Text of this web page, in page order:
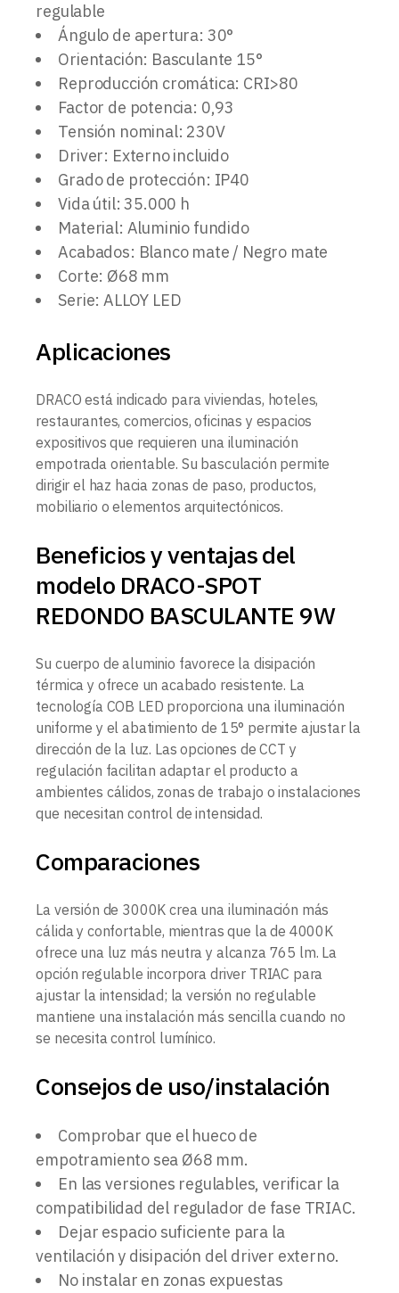
regulable
Ángulo de apertura: 30°
Orientación: Basculante 15°
Reproducción cromática: CRI>80
Factor de potencia: 0,93
Tensión nominal: 230V
Driver: Externo incluido
Grado de protección: IP40
Vida útil: 35.000 h
Material: Aluminio fundido
Acabados: Blanco mate / Negro mate
Corte: Ø68 mm
Serie: ALLOY LED
Aplicaciones
DRACO está indicado para viviendas, hoteles,
restaurantes, comercios, oficinas y espacios
expositivos que requieren una iluminación
empotrada orientable. Su basculación permite
dirigir el haz hacia zonas de paso, productos,
mobiliario o elementos arquitectónicos.
Beneficios y ventajas del
modelo DRACO-SPOT
REDONDO BASCULANTE 9W
Su cuerpo de aluminio favorece la disipación
térmica y ofrece un acabado resistente. La
tecnología COB LED proporciona una iluminación
uniforme y el abatimiento de 15° permite ajustar la
dirección de la luz. Las opciones de CCT y
regulación facilitan adaptar el producto a
ambientes cálidos, zonas de trabajo o instalaciones
que necesitan control de intensidad.
Comparaciones
La versión de 3000K crea una iluminación más
cálida y confortable, mientras que la de 4000K
ofrece una luz más neutra y alcanza 765 lm. La
opción regulable incorpora driver TRIAC para
ajustar la intensidad; la versión no regulable
mantiene una instalación más sencilla cuando no
se necesita control lumínico.
Consejos de uso/instalación
Comprobar que el hueco de
empotramiento sea Ø68 mm.
En las versiones regulables, verificar la
compatibilidad del regulador de fase TRIAC.
Dejar espacio suficiente para la
ventilación y disipación del driver externo.
No instalar en zonas expuestas